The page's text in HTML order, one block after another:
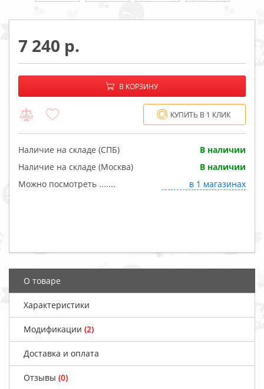
7 240
−
В КОРЗИНУ
КУПИТЬ В 1 КЛИК
Наличие на складе (СПБ)
В наличии
Наличие на складе (Москва)
В наличии
Можно посмотреть .......
в 1 магазинах
О товаре
Характеристики
Модификации (2)
Доставка и оплата
Отзывы (0)